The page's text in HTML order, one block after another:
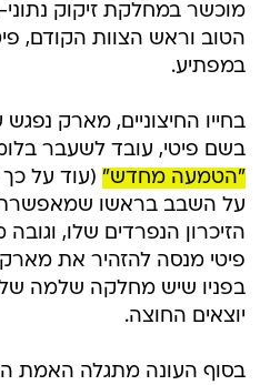
מוכשר במחלקת זיקוק
הטוב וראש הצוות הקודם,
במפתיע.
בחייו החיצוניים, מארק
בשם פיטי, עובד לשעבר
"הטמעה מחדש" (עוד על
על השבב בראשו שמאפשרת
הזיכרון הנפרדים שלו,
פיטי מנסה להזהיר את
בפניו שיש מחלקה שלמה
יוצאים החוצה.
בסוף העונה מתגלה האמת